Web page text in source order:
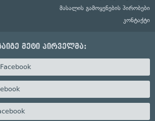
მასალის გამოყენების პირობები
კონტაქტი
მეტი პირველმა:
Facebook